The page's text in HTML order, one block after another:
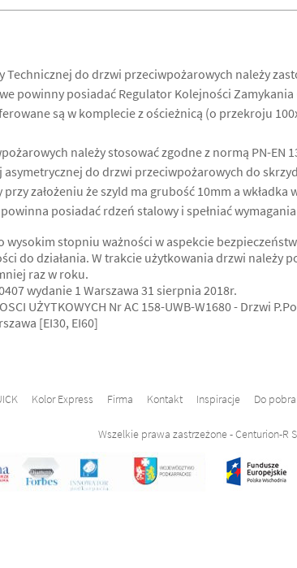
do drzwi przeciwpożarowych należy
powinny posiadać Regulator Kolejności
są w komplecie z ościeżnicą (o przekroju
należy stosować zgodne z normą PN-EN
do drzwi przeciwpożarowych do
założeniu że szyld ma grubość 10mm a
posiadać rdzeń stalowy i spełniać wymagania
stopniu ważności w aspekcie
do działania. W trakcie użytkowania drzwi należy
raz w roku.
wydanie 1 Warszawa 31 sierpnia 2018r.
UŻYTKOWYCH Nr AC 158-UWB-W1680 - Drzwi
[EI30, EI60]
Kolor Express Firma Kontakt Inspiracje Do
Wszelkie prawa zastrzeżone - Centurion-R